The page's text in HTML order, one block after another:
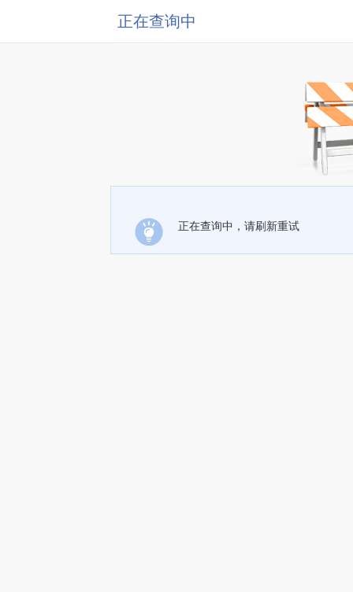
正在查询中
正在查询中，请刷新重试